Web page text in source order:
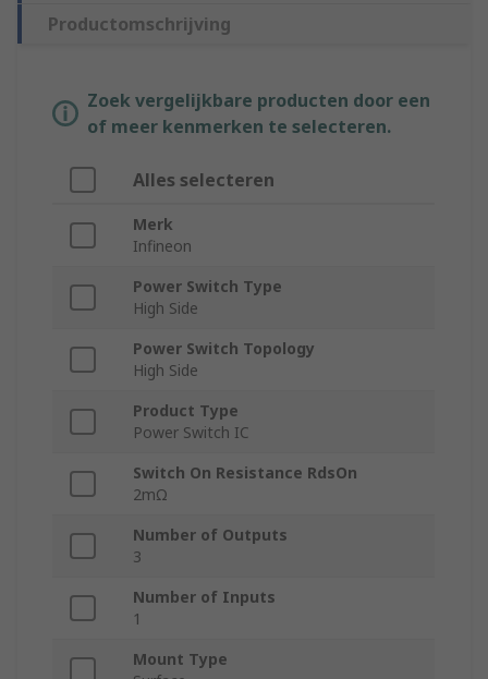
Productomschrijving
Zoek vergelijkbare producten door een
of meer kenmerken te selecteren.
Alles selecteren
Merk
Infineon
Power Switch Type
High Side
Power Switch Topology
High Side
Product Type
Power Switch IC
Switch On Resistance RdsOn
2mΩ
Number of Outputs
3
Number of Inputs
1
Mount Type